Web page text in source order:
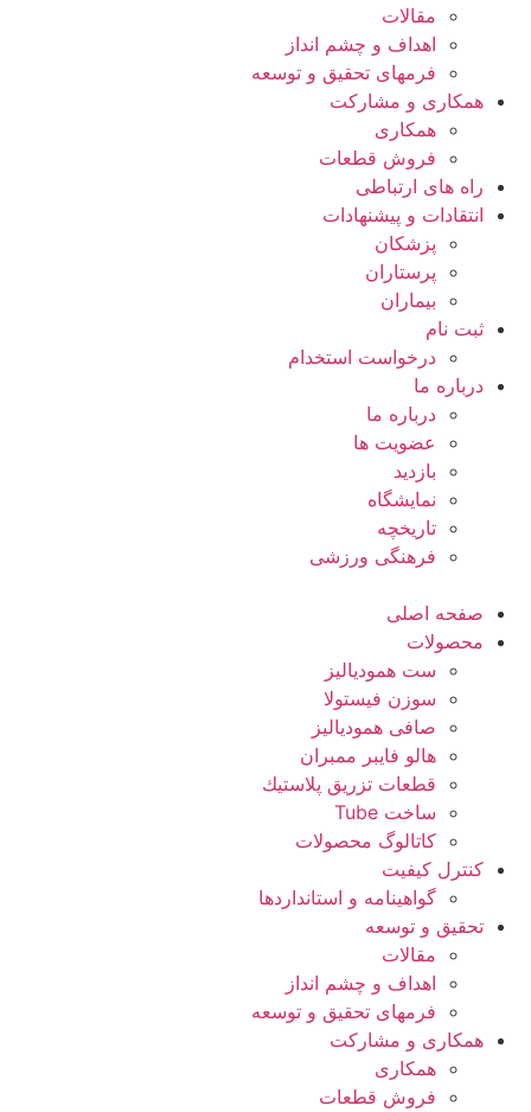
مقالات
اهداف و چشم انداز
فرمهای تحقیق و توسعه
همکاری و مشارکت
همکاری
فروش قطعات
راه های ارتباطی
انتقادات و پيشنهادات
پزشكان
پرستاران
بيماران
ثبت نام
درخواست استخدام
درباره ما
درباره ما
عضویت ها
بازدید
نمایشگاه
تاريخچه
فرهنگی ورزشی
صفحه اصلی
محصولات
ست همودیالیز
سوزن فیستولا
صافی همودیالیز
هالو فایبر ممبران
قطعات تزريق پلاستيك
ساخت Tube
کاتالوگ محصولات
کنترل کیفیت
گواهينامه و استانداردها
تحقيق و توسعه
مقالات
اهداف و چشم انداز
فرمهای تحقیق و توسعه
همکاری و مشارکت
همکاری
فروش قطعات